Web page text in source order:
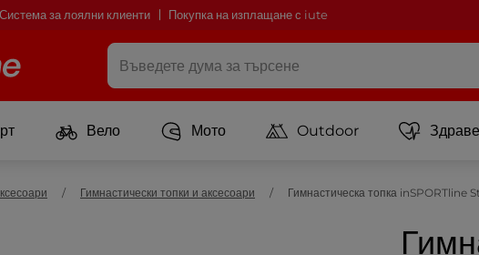
Система за лоялни клиенти Покупка на изплащане с iute
Вело Мото Outdoor Здраве
Гимнастически топки и аксесоари Гимнастическа топка inSPORTline